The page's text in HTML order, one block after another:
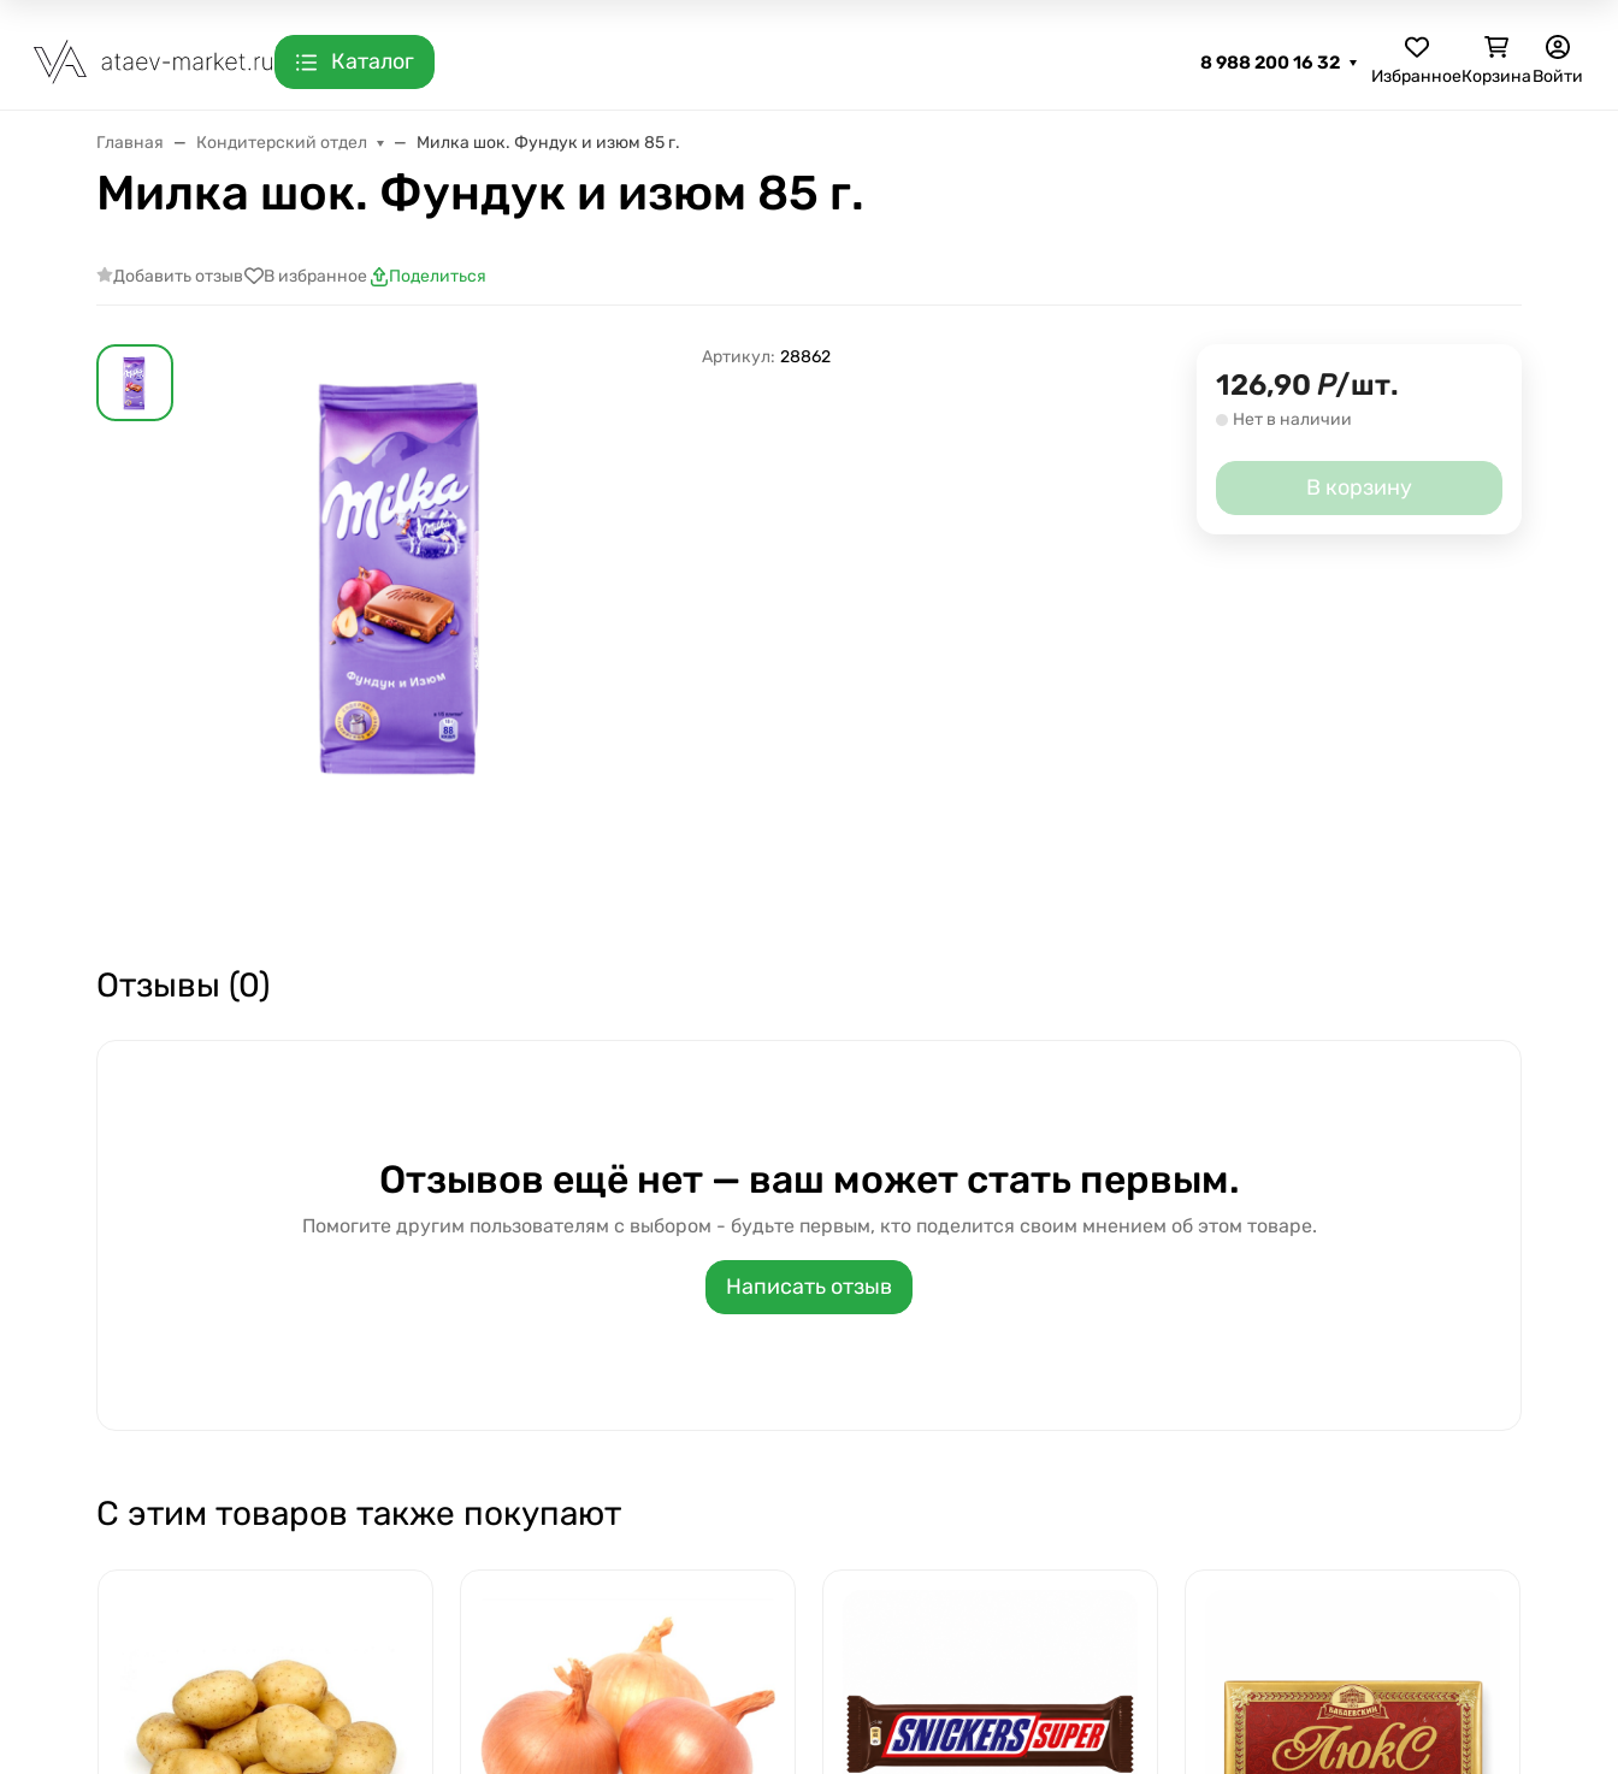
Каталог 8 988 200 16 32
ИзбранноеКорзинаВойти
Главная Кондитерский отдел Милка шок. Фундук и изюм 85 г.
Милка шок. Фундук и изюм 85 г.
Добавить отзыв В избранное Поделиться
Артикул: 28862
126,90 Р/шт.
Нет в наличии
В корзину
Отзывы (0)
Отзывов ещё нет — ваш может стать первым.
Помогите другим пользователям с выбором - будьте первым, кто поделится своим мнением об этом товаре.
Написать отзыв
С этим товаров также покупают